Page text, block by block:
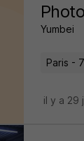
Yumbei
Paris -
il y a 29